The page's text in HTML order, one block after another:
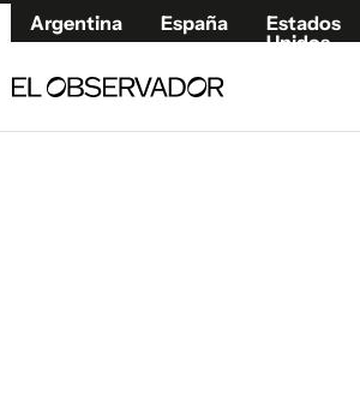
Argentina España
Estados
Unidos